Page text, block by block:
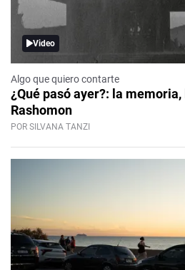
Video
Algo que quiero contarte
¿Qué pasó ayer?: la
Rashomon
POR SILVANA TANZI